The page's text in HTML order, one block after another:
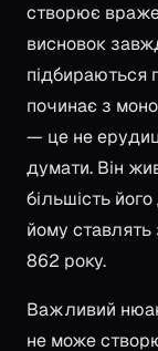
створює
висновок
підбираються
починає з
— це не
думати. Він
більшість
йому ставлять
862 року.
Важливий
не може